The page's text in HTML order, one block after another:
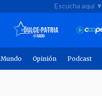
Escucha aquí ▼
Mundo Opinión Podcast